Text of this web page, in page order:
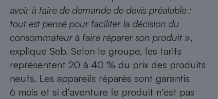
avoir à faire de demande de devis préalable :
tout est pensé pour faciliter la décision du
consommateur à faire réparer son produit »,
explique Seb. Selon le groupe, les tarifs
représentent 20 à 40 % du prix des produits
neufs. Les appareils réparés sont garantis
6 mois et si d’aventure le produit n’est pas